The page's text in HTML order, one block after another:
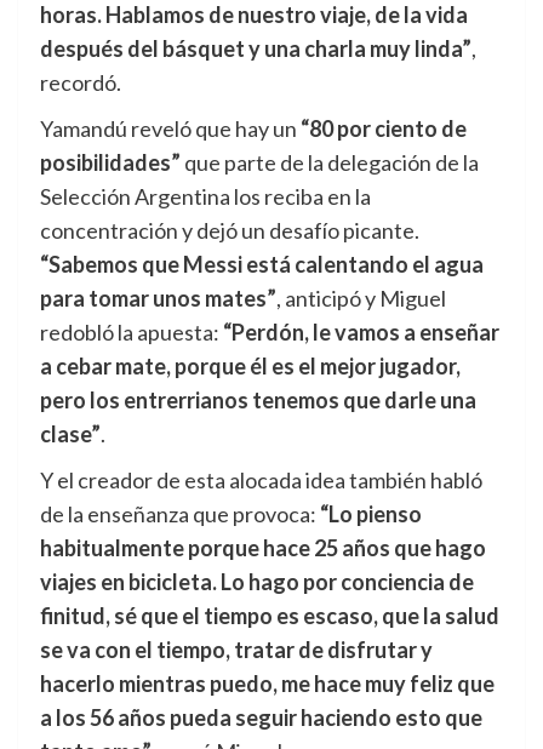
horas. Hablamos de nuestro viaje, de la vida
después del básquet y una charla muy linda”,
recordó.
Yamandú reveló que hay un “80 por ciento de
posibilidades” que parte de la delegación de la
Selección Argentina los reciba en la
concentración y dejó un desafío picante.
“Sabemos que Messi está calentando el agua
para tomar unos mates”, anticipó y Miguel
redobló la apuesta: “Perdón, le vamos a enseñar
a cebar mate, porque él es el mejor jugador,
pero los entrerrianos tenemos que darle una
clase”.
Y el creador de esta alocada idea también habló
de la enseñanza que provoca: “Lo pienso
habitualmente porque hace 25 años que hago
viajes en bicicleta. Lo hago por conciencia de
finitud, sé que el tiempo es escaso, que la salud
se va con el tiempo, tratar de disfrutar y
hacerlo mientras puedo, me hace muy feliz que
a los 56 años pueda seguir haciendo esto que